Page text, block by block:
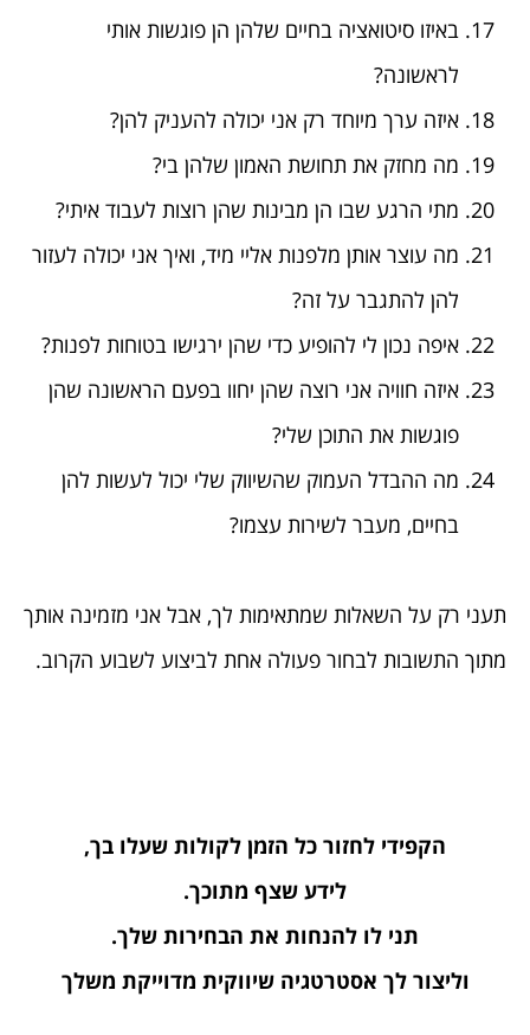
באיזו סיטואציה בחיים שלהן הן פוגשות אותי
לראשונה?
איזה ערך מיוחד רק אני יכולה להעניק להן?
מה מחזק את תחושת האמון שלהן בי?
מתי הרגע שבו הן מבינות שהן רוצות לעבוד איתי?
מה עוצר אותן מלפנות אליי מיד, ואיך אני יכולה לעזור
להן להתגבר על זה?
איפה נכון לי להופיע כדי שהן ירגישו בטוחות לפנות?
איזה חוויה אני רוצה שהן יחוו בפעם הראשונה שהן
פוגשות את התוכן שלי?
מה ההבדל העמוק שהשיווק שלי יכול לעשות להן
בחיים, מעבר לשירות עצמו?
תעני רק על השאלות שמתאימות לך, אבל אני מזמינה אותך
מתוך התשובות לבחור פעולה אחת לביצוע לשבוע הקרוב.
הקפידי לחזור כל הזמן לקולות שעלו בך,
לידע שצף מתוכך.
תני לו להנחות את הבחירות שלך.
וליצור לך אסטרטגיה שיווקית מדוייקת משלך